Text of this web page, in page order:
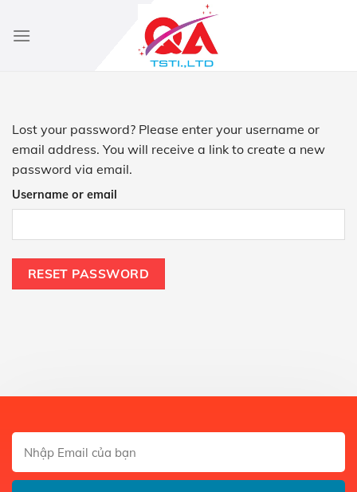
Lost your password? Please enter your username or
email address. You will receive a link to create a new
password via email.
Username or email
RESET PASSWORD